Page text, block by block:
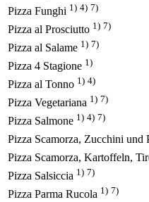
Pizza Funghi 1) 4) 7)
Pizza al Prosciutto 1) 7)
Pizza al Salame 1) 7)
Pizza 4 Stagione 1)
Pizza al Tonno 1) 4)
Pizza Vegetariana 1) 7)
Pizza Salmone 1) 4) 7)
Pizza Scamorza, Zucchini und
Pizza Scamorza, Kartoffeln,
Pizza Salsiccia 1) 7)
Pizza Parma Rucola 1) 7)